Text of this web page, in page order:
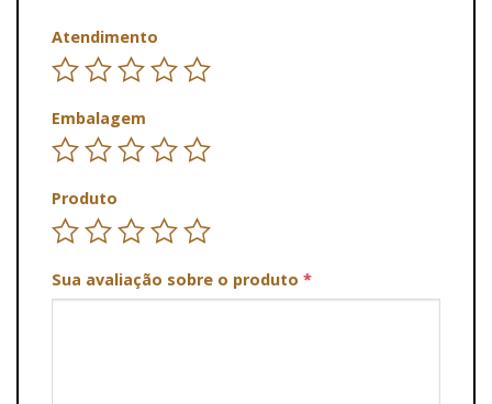
Atendimento
Embalagem
Produto
Sua avaliação sobre o produto *